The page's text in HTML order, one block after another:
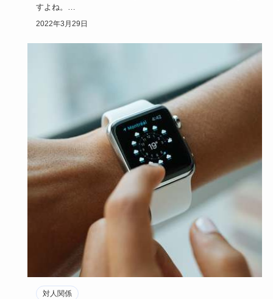
すよね。
しかし、なかなか参加しない人や、参加したがらない人も沢
2022年3月29日
対人関係